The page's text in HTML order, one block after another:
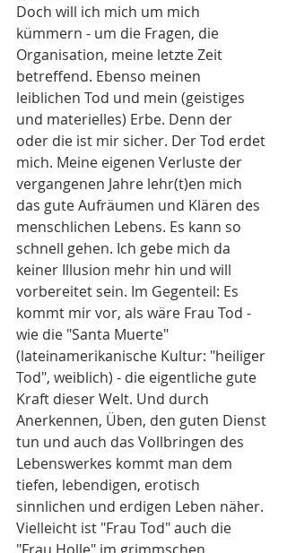
Doch will ich mich um mich
kümmern - um die Fragen, die
Organisation, meine letzte Zeit
betreffend. Ebenso meinen
leiblichen Tod und mein (geistiges
und materielles) Erbe. Denn der
oder die ist mir sicher. Der Tod erdet
mich. Meine eigenen Verluste der
vergangenen Jahre lehr(t)en mich
das gute Aufräumen und Klären des
menschlichen Lebens. Es kann so
schnell gehen. Ich gebe mich da
keiner Illusion mehr hin und will
vorbereitet sein. Im Gegenteil: Es
kommt mir vor, als wäre Frau Tod -
wie die "Santa Muerte"
(lateinamerikanische Kultur: "heiliger
Tod", weiblich) - die eigentliche gute
Kraft dieser Welt. Und durch
Anerkennen, Üben, den guten Dienst
tun und auch das Vollbringen des
Lebenswerkes kommt man dem
tiefen, lebendigen, erotisch
sinnlichen und erdigen Leben näher.
Vielleicht ist "Frau Tod" auch die